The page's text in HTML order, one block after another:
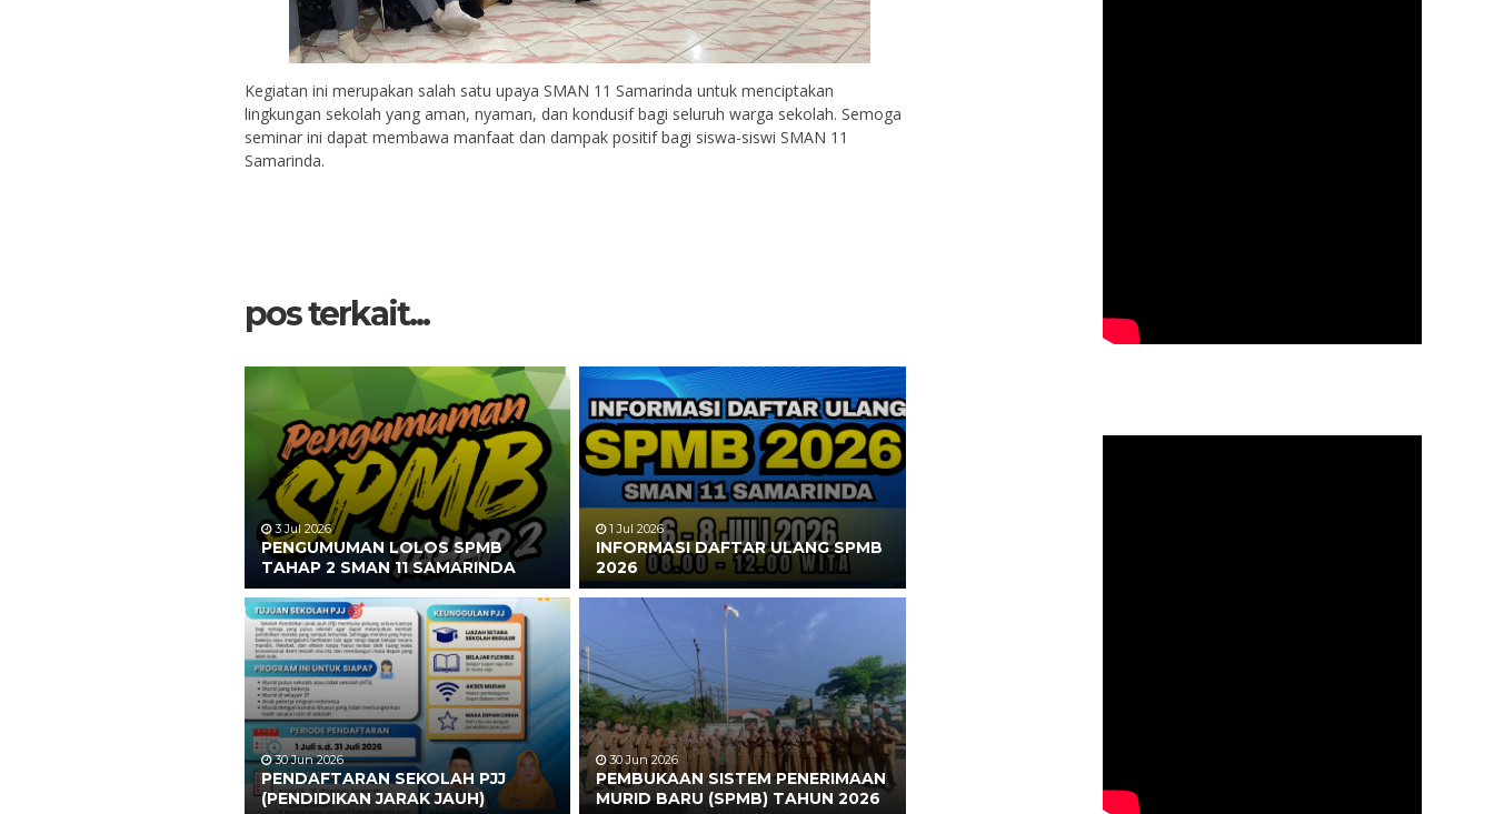
Kegiatan ini merupakan salah satu upaya SMAN 11 Samarinda untuk menciptakan
lingkungan sekolah yang aman, nyaman, dan kondusif bagi seluruh warga sekolah. Semoga
seminar ini dapat membawa manfaat dan dampak positif bagi siswa-siswi SMAN 11
Samarinda.
pos terkait...
3 Jul 2026
PENGUMUMAN LOLOS SPMB
TAHAP 2 SMAN 11 SAMARINDA
1 Jul 2026
INFORMASI DAFTAR ULANG SPMB
2026
30 Jun 2026
PENDAFTARAN SEKOLAH PJJ
(PENDIDIKAN JARAK JAUH)
30 Jun 2026
PEMBUKAAN SISTEM PENERIMAAN
MURID BARU (SPMB) TAHUN 2026